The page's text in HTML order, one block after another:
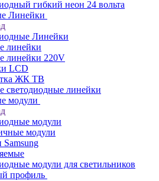
гибкий неон 24 вольта
Линейки
Линейки
линейки
линейки 220V
LCD
ЖК ТВ
светодиодные линейки
модули
модули
модули
модули для светильников
профиль